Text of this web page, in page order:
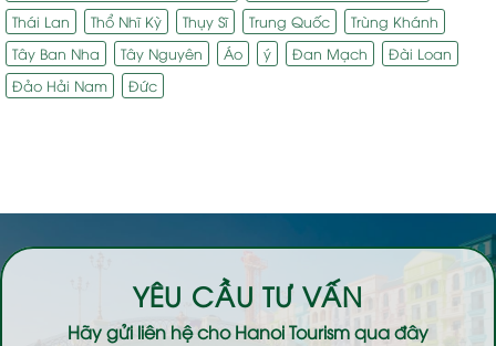
Thái Lan
Thổ Nhĩ Kỳ Thụy Sĩ Trung Quốc
Trùng Khánh
Tây Ban Nha
Tây Nguyên Áo ý Đan Mạch
Đài Loan
Đảo Hải Nam
Đức
YÊU CẦU TƯ VẤN
Hãy gửi liên hệ choHanoi Tourismqua đây